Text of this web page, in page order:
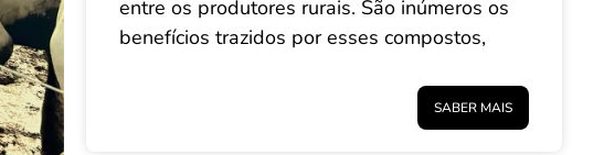
entre os produtores rurais. São inúmeros os
benefícios trazidos por esses compostos,
SABER MAIS